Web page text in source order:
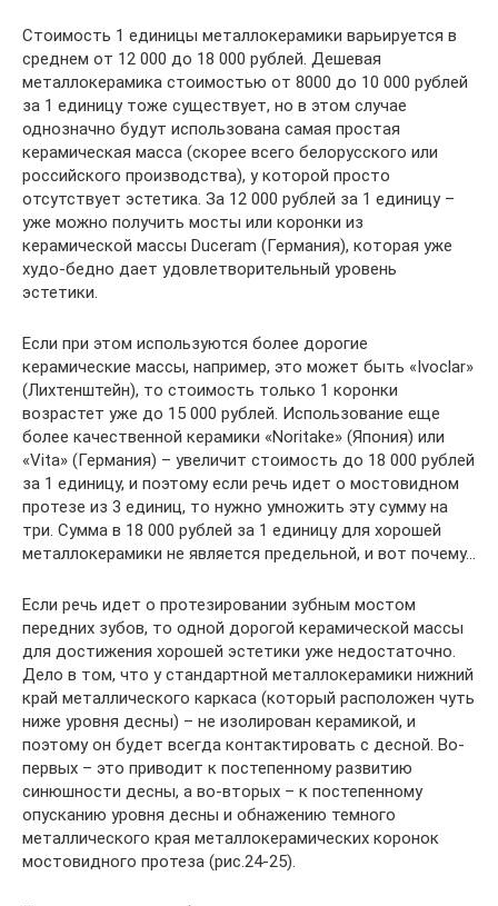
Стоимость 1 единицы металлокерамики варьируется в
среднем от 12 000 до 18 000 рублей. Дешевая
металлокерамика стоимостью от 8000 до 10 000 рублей
за 1 единицу тоже существует, но в этом случае
однозначно будут использована самая простая
керамическая масса (скорее всего белорусского или
российского производства), у которой просто
отсутствует эстетика. За 12 000 рублей за 1 единицу –
уже можно получить мосты или коронки из
керамической массы Duceram (Германия), которая уже
худо-бедно дает удовлетворительный уровень
эстетики.
Если при этом используются более дорогие
керамические массы, например, это может быть «Ivoclar»
(Лихтенштейн), то стоимость только 1 коронки
возрастет уже до 15 000 рублей. Использование еще
более качественной керамики «Noritake» (Япония) или
«Vita» (Германия) – увеличит стоимость до 18 000 рублей
за 1 единицу, и поэтому если речь идет о мостовидном
протезе из 3 единиц, то нужно умножить эту сумму на
три. Сумма в 18 000 рублей за 1 единицу для хорошей
металлокерамики не является предельной, и вот почему…
Если речь идет о протезировании зубным мостом
передних зубов, то одной дорогой керамической массы
для достижения хорошей эстетики уже недостаточно.
Дело в том, что у стандартной металлокерамики нижний
край металлического каркаса (который расположен чуть
ниже уровня десны) – не изолирован керамикой, и
поэтому он будет всегда контактировать с десной. Во-
первых – это приводит к постепенному развитию
синюшности десны, а во-вторых – к постепенному
опусканию уровня десны и обнажению темного
металлического края металлокерамических коронок
мостовидного протеза (рис.24-25).